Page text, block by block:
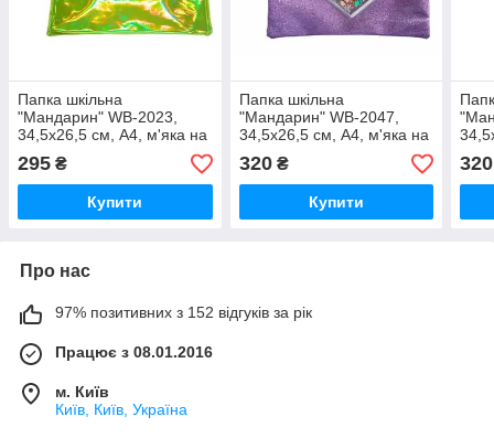
Папка шкільна
"Мандарин" WB-2023,
34,5х26,5 см, А4, м'яка на
блискавці 1 відд.
Поліуретан, шт
295 ₴
Купити
Папка шкільна
"Мандарин" WB-2047,
34,5х26,5 см, А4, м'яка на
блискавці 1 відд.
Поліуретан, шт
320₴
Купити
320
Про нас
97% позитивних з 152 відгуків за рік
Працює з 08.01.2016
м. Київ
Київ, Київ, Україна